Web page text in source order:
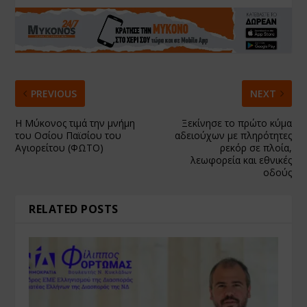
PREVIOUS
Η Μύκονος τιμά την μνήμη
του Οσίου Παϊσίου του
Αγιορείτου (ΦΩΤΟ)
NEXT
Ξεκίνησε το πρώτο κύμα
αδειούχων με πληρότητες
ρεκόρ σε πλοία,
λεωφορεία και εθνικές
οδούς
RELATED POSTS